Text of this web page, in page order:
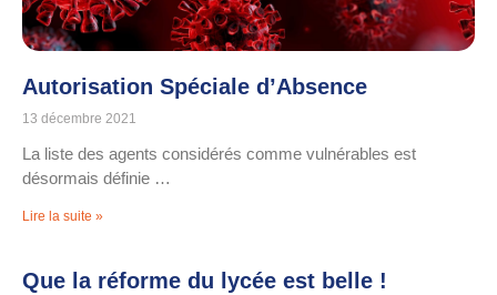
Autorisation Spéciale d’Absence
13 décembre 2021
La liste des agents considérés comme vulnérables est
désormais définie …
Lire la suite »
Que la réforme du lycée est belle !